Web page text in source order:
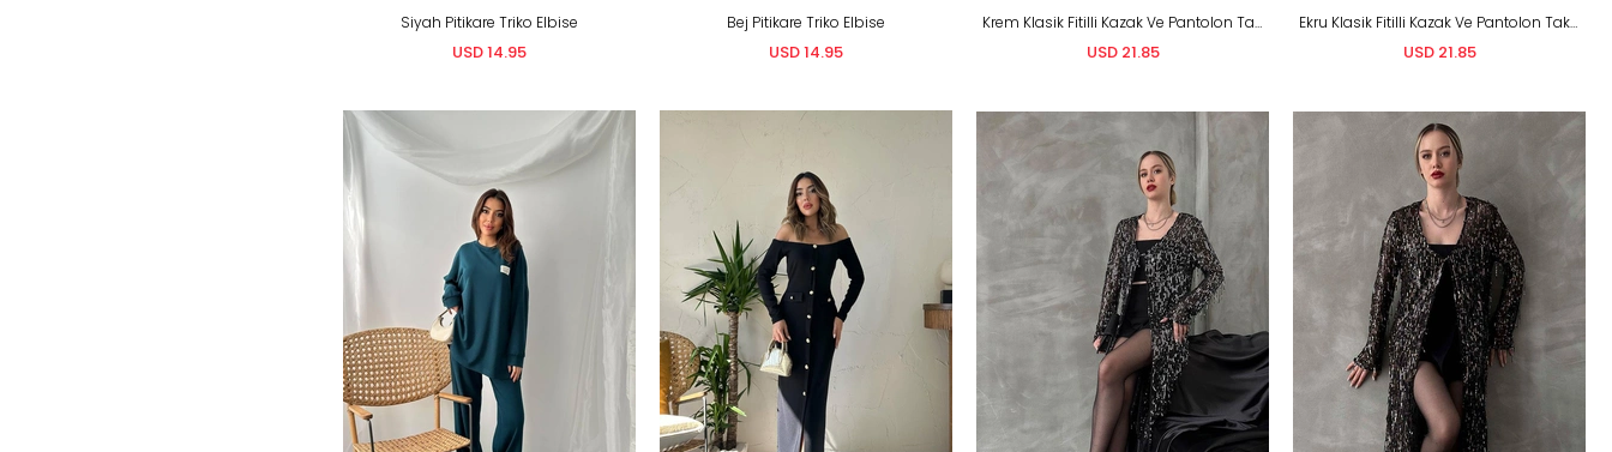
Siyah Pitikare Triko Elbise
USD 14.95
Bej Pitikare Triko Elbise
USD 14.95
Krem Klasik Fitilli Kazak Ve Pantolon Takım
USD 21.85
Ekru Klasik Fitilli Kazak Ve Pantolon Takım
USD 21.85